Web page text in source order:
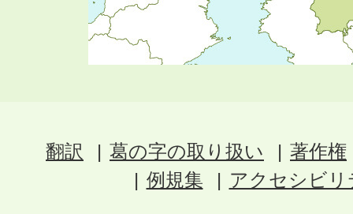
翻訳 葛の字の取り扱い
著作権
例規集
アクセシビ